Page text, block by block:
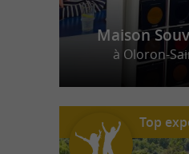
Maison
à Oloron-
Top